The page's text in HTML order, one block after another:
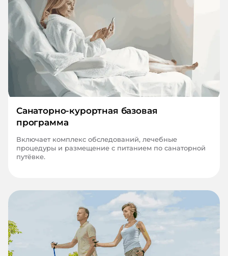
Санаторно-курортная базовая
программа
Включает комплекс обследований, лечебные
процедуры и размещение с питанием по санаторной
путёвке.